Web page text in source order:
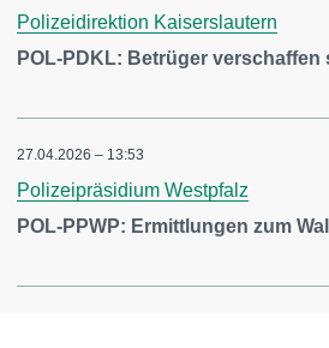
Polizeidirektion Kaiserslautern
POL-PDKL: Betrüger verschaffen
27.04.2026 – 13:53
Polizeipräsidium Westpfalz
POL-PPWP: Ermittlungen zum